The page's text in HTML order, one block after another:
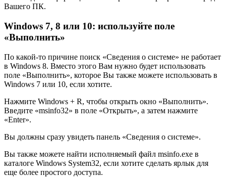
Вашего ПК.
Windows 7, 8 или 10: используйте поле
«Выполнить»
По какой-то причине поиск «Сведения о системе» не работает
в Windows 8. Вместо этого Вам нужно будет использовать
поле «Выполнить», которое Вы также можете использовать в
Windows 7 или 10, если хотите.
Нажмите Windows + R, чтобы открыть окно «Выполнить».
Введите «msinfo32» в поле «Открыть», а затем нажмите
«Enter».
Вы должны сразу увидеть панель «Сведения о системе».
Вы также можете найти исполняемый файл msinfo.exe в
каталоге Windows System32, если хотите сделать ярлык для
еще более простого доступа.